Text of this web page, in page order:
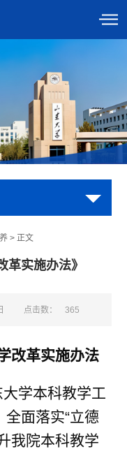
> 正文
革实施办法》
点击数： 365
改革实施办法
学本科教学工
面落实“立德
我院本科教学